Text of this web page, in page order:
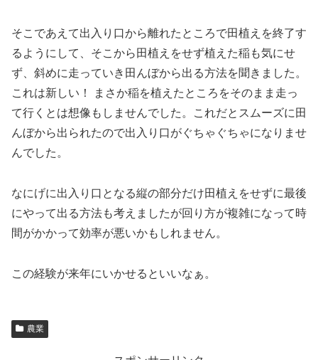
そこであえて出入り口から離れたところで田植えを終了す
るようにして、そこから田植えをせず植えた稲も気にせ
ず、斜めに走っていき田んぼから出る方法を聞きました。
これは新しい！ まさか稲を植えたところをそのまま走っ
て行くとは想像もしませんでした。これだとスムーズに田
んぼから出られたので出入り口がぐちゃぐちゃになりませ
んでした。
なにげに出入り口となる縦の部分だけ田植えをせずに最後
にやって出る方法も考えましたが回り方が複雑になって時
間がかかって効率が悪いかもしれません。
この経験が来年にいかせるといいなぁ。
農業